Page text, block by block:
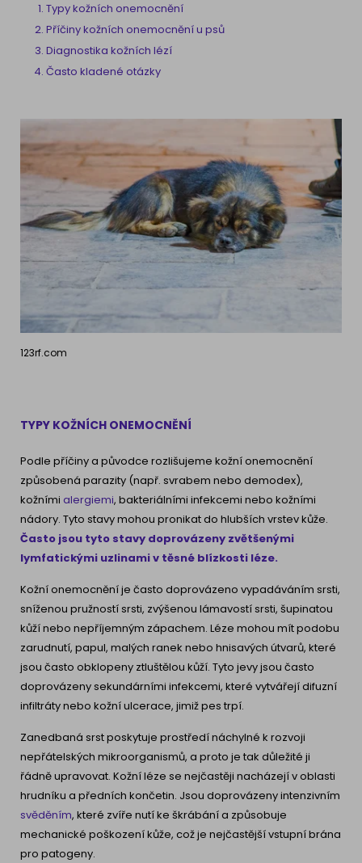
Typy kožních onemocnění
Příčiny kožních onemocnění u psů
Diagnostika kožních lézí
Často kladené otázky
123rf.com
TYPY KOŽNÍCH ONEMOCNĚNÍ
Podle příčiny a původce rozlišujeme kožní onemocnění
způsobená parazity (např. svrabem nebo demodex),
kožními alergiemi, bakteriálními infekcemi nebo kožními
nádory. Tyto stavy mohou pronikat do hlubších vrstev kůže.
Často jsou tyto stavy doprovázeny zvětšenými
lymfatickými uzlinami v těsné blízkosti léze.
Kožní onemocnění je často doprovázeno vypadáváním srsti,
sníženou pružností srsti, zvýšenou lámavostí srsti, šupinatou
kůží nebo nepříjemným zápachem. Léze mohou mít podobu
zarudnutí, papul, malých ranek nebo hnisavých útvarů, které
jsou často obklopeny ztluštělou kůží. Tyto jevy jsou často
doprovázeny sekundárními infekcemi, které vytvářejí difuzní
infiltráty nebo kožní ulcerace, jimiž pes trpí.
Zanedbaná srst poskytuje prostředí náchylné k rozvoji
nepřátelských mikroorganismů, a proto je tak důležité ji
řádně upravovat. Kožní léze se nejčastěji nacházejí v oblasti
hrudníku a předních končetin. Jsou doprovázeny intenzivním
svěděním, které zvíře nutí ke škrábání a způsobuje
mechanické poškození kůže, což je nejčastější vstupní brána
pro patogeny.